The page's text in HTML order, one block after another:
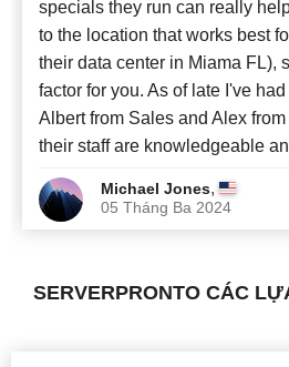
specials they run can really
to the location that works best
their data center in Miama FL),
factor for you. As of late I've
Albert from Sales and Alex
their staff are knowledgeable
Michael Jones,
05 Tháng Ba 2024
SERVERPRONTO CÁC